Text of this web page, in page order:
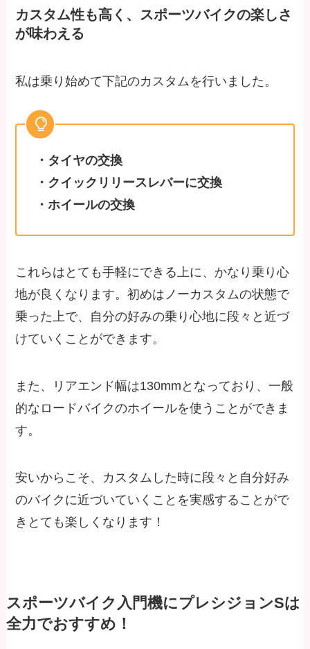
カスタム性も高く、スポーツバイクの楽しさ
が味わえる
私は乗り始めて下記のカスタムを行いました。
・タイヤの交換
・クイックリリースレバーに交換
・ホイールの交換
これらはとても手軽にできる上に、かなり乗り心
地が良くなります。初めはノーカスタムの状態で
乗った上で、自分の好みの乗り心地に段々と近づ
けていくことができます。
また、リアエンド幅は130mmとなっており、一般
的なロードバイクのホイールを使うことができま
す。
安いからこそ、カスタムした時に段々と自分好み
のバイクに近づいていくことを実感することがで
きとても楽しくなります！
スポーツバイク入門機にプレシジョンSは
全力でおすすめ！